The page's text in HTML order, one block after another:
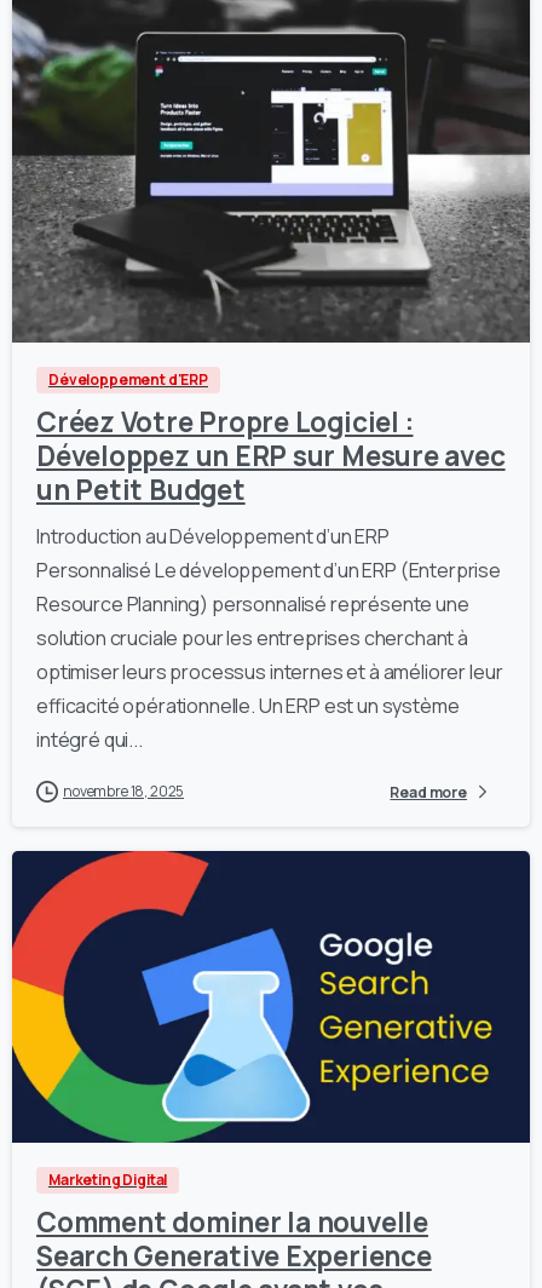
1
Développement d'ERP
Créez Votre Propre Logiciel :
Développez un ERP sur Mesure avec
un Petit Budget
Introduction au Développement d’un ERP
Personnalisé Le développement d’un ERP (Enterprise
Resource Planning) personnalisé représente une
solution cruciale pour les entreprises cherchant à
optimiser leurs processus internes et à améliorer leur
efficacité opérationnelle. Un ERP est un système
intégré qui...
novembre 18, 2025 Read more
Marketing Digital
Comment dominer la nouvelle
Search Generative Experience